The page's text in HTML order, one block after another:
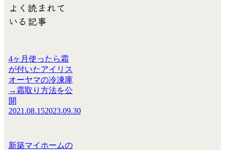
よく読まれて
いる記事
4ヶ月使ったら霜
が付いたアイリス
オーヤマの冷凍庫
→霜取り方法を公
開
2021.08.152023.09.30
新築マイホームの